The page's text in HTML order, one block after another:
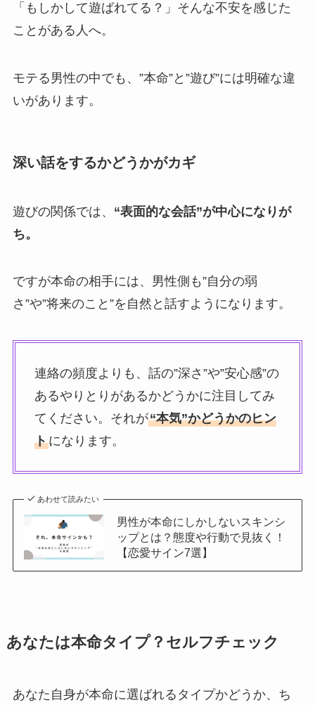
「もしかして遊ばれてる？」そんな不安を感じた
ことがある人へ。
モテる男性の中でも、”本命”と”遊び”には明確な違
いがあります。
深い話をするかどうかがカギ
遊びの関係では、 “表面的な会話”が中心になりが
ち。
ですが本命の相手には、男性側も”自分の弱
さ”や”将来のこと”を自然と話すようになります。
連絡の頻度よりも、話の”深さ”や”安心感”の
あるやりとりがあるかどうかに注目してみ
てください。それが“本気”かどうかのヒン
トになります。
あわせて読みたい
男性が本命にしかしないスキンシ
ップとは？態度や行動で見抜く！
【恋愛サイン7選】
あなたは本命タイプ？セルフチェック
あなた自身が本命に選ばれるタイプかどうか、ち